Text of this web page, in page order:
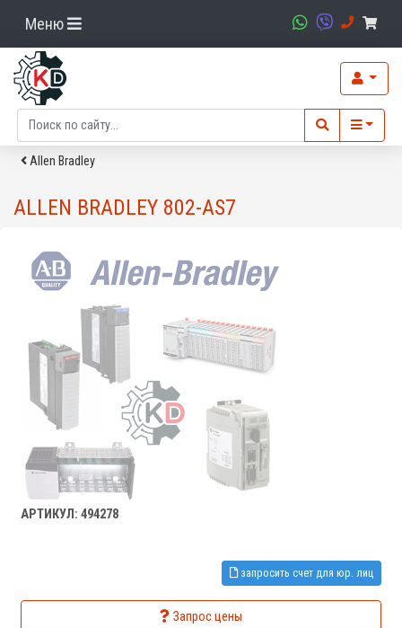
Меню
Allen Bradley
ALLEN BRADLEY 802-AS7
АРТИКУЛ: 494278
запросить счет для юр. лиц
Запрос цены